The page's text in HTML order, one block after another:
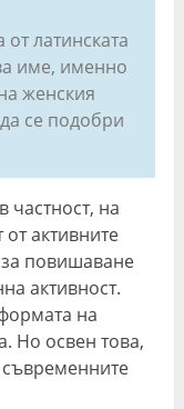
латинската
име, именно
женския
се подобри
частност, на
активните
за повишаване
активност.
на
Но освен това,